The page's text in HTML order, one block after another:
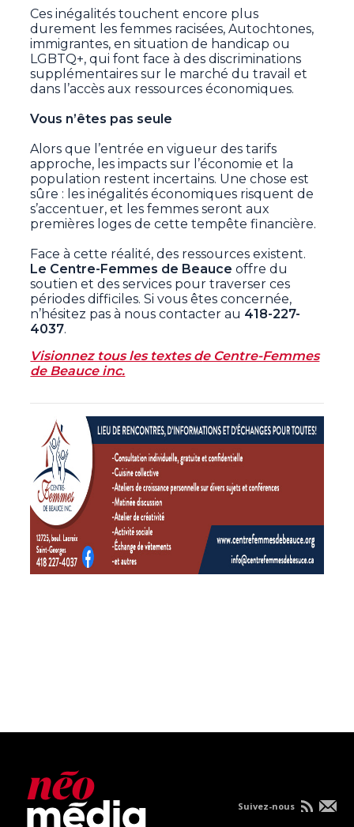
Ces inégalités touchent encore plus
durement les femmes racisées, Autochtones,
immigrantes, en situation de handicap ou
LGBTQ+, qui font face à des discriminations
supplémentaires sur le marché du travail et
dans l’accès aux ressources économiques.
Vous n’êtes pas seule
Alors que l’entrée en vigueur des tarifs
approche, les impacts sur l’économie et la
population restent incertains. Une chose est
sûre : les inégalités économiques risquent de
s’accentuer, et les femmes seront aux
premières loges de cette tempête financière.
Face à cette réalité, des ressources existent.
Le Centre-Femmes de Beauce offre du
soutien et des services pour traverser ces
périodes difficiles. Si vous êtes concernée,
n’hésitez pas à nous contacter au 418-227-
4037.
Visionnez tous les textes de Centre-Femmes
de Beauce inc.
Suivez-nous